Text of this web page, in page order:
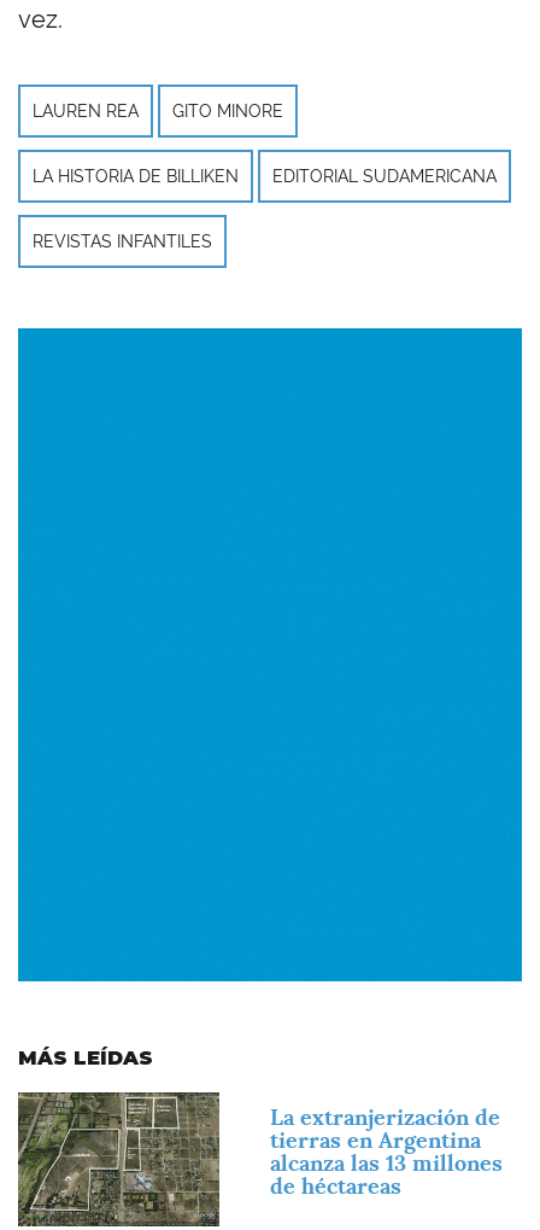
vez.
LAUREN REA GITO MINORE
LA HISTORIA DE BILLIKEN EDITORIAL SUDAMERICANA
REVISTAS INFANTILES
MÁS LEÍDAS
Imagen
La extranjerización de
tierras en Argentina
alcanza las 13 millones
de héctareas